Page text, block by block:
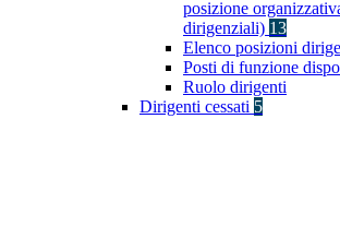
posizione
dirigenziali) 13
Elenco posizioni
Posti di funzione
Ruolo dirigenti
Dirigenti cessati 5